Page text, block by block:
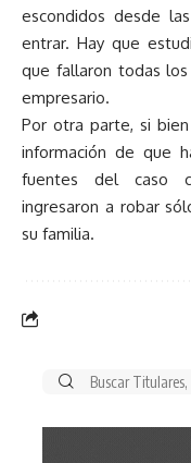
escondidos desde
entrar. Hay que
que fallaron todas
empresario.
Por otra parte, si
información de que
fuentes del caso
ingresaron a robar
su familia.
Buscar